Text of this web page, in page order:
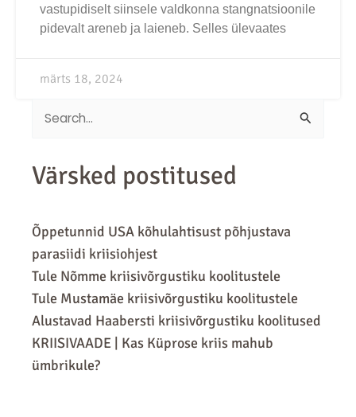
vastupidiselt siinsele valdkonna stangnatsioonile
pidevalt areneb ja laieneb. Selles ülevaates
märts 18, 2024
Search
Värsked postitused
Õppetunnid USA kõhulahtisust põhjustava
parasiidi kriisiohjest
Tule Nõmme kriisivõrgustiku koolitustele
Tule Mustamäe kriisivõrgustiku koolitustele
Alustavad Haabersti kriisivõrgustiku koolitused
KRIISIVAADE | Kas Küprose kriis mahub
ümbrikule?